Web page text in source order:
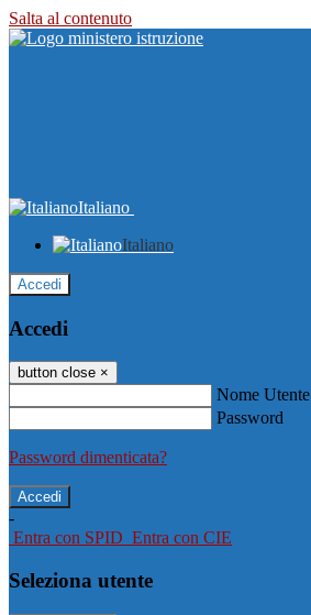
Salta al contenuto
Italiano
Italiano
Accedi
Accedi
button close ×
Nome Utente
Password
Password dimenticata?
-
Entra con SPID Entra con CIE
Seleziona utente